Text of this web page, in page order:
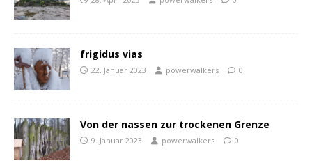
frigidus vias
22. Januar 2023 powerwalkers 0
Von der nassen zur trockenen Grenze
9. Januar 2023 powerwalkers 0